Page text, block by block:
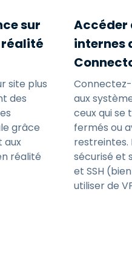
sur
réalité
site plus
des
grâce
aux
réalité
Accéder
internes
aux
ceux qui se
fermés ou
restreintes.
sécurisé et
et SSH
utiliser de